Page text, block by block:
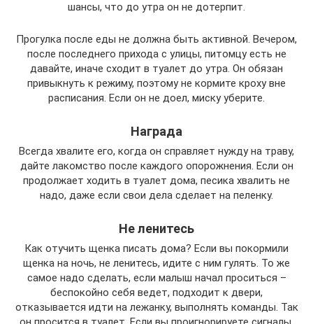
шансы, что до утра он не дотерпит.
Прогулка после еды не должна быть активной. Вечером,
после последнего прихода с улицы, питомцу есть не
давайте, иначе сходит в туалет до утра. Он обязан
привыкнуть к режиму, поэтому не кормите кроху вне
расписания. Если он не доел, миску уберите.
Награда
Всегда хвалите его, когда он справляет нужду на траву,
дайте лакомство после каждого опорожнения. Если он
продолжает ходить в туалет дома, песика хвалить не
надо, даже если свои дела сделает на пеленку.
Не ленитесь
Как отучить щенка писать дома? Если вы покормили
щенка на ночь, не ленитесь, идите с ним гулять. То же
самое надо сделать, если малыш начал проситься –
беспокойно себя ведет, подходит к двери,
отказывается идти на лежанку, выполнять команды. Так